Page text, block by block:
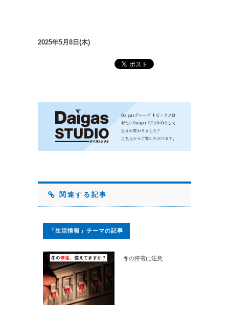
2025年5月8日(木)
関連する記事
「生活情報」テーマの記事
冬の停電に注意